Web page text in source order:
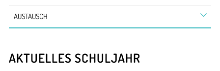
AUSTAUSCH
AKTUELLES SCHULJAHR